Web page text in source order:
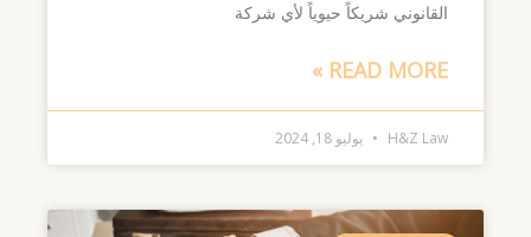
القانوني شريكاً حيوياً لأي شركة
READ MORE »
H&Z Law يوليو 18, 2024